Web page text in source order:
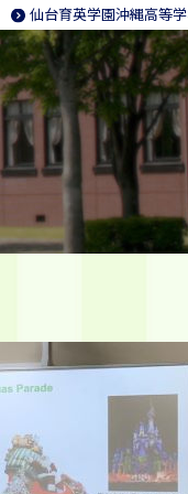
仙台育英学園沖縄高等